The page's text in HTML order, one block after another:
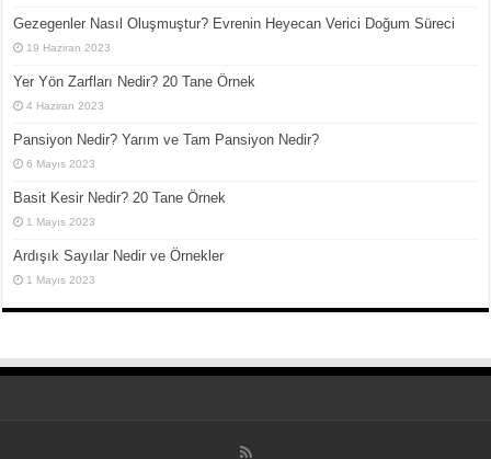
Gezegenler Nasıl Oluşmuştur? Evrenin Heyecan Verici Doğum Süreci
19 Haziran 2023
Yer Yön Zarfları Nedir? 20 Tane Örnek
4 Haziran 2023
Pansiyon Nedir? Yarım ve Tam Pansiyon Nedir?
6 Mayıs 2023
Basit Kesir Nedir? 20 Tane Örnek
1 Mayıs 2023
Ardışık Sayılar Nedir ve Örnekler
1 Mayıs 2023